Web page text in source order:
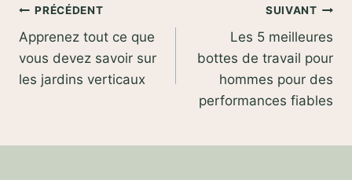
Navigation
de
l’article
PRÉCÉDENT
Apprenez tout ce que
vous devez savoir sur
les jardins verticaux
SUIVANT
Les 5 meilleures
bottes de travail pour
hommes pour des
performances fiables